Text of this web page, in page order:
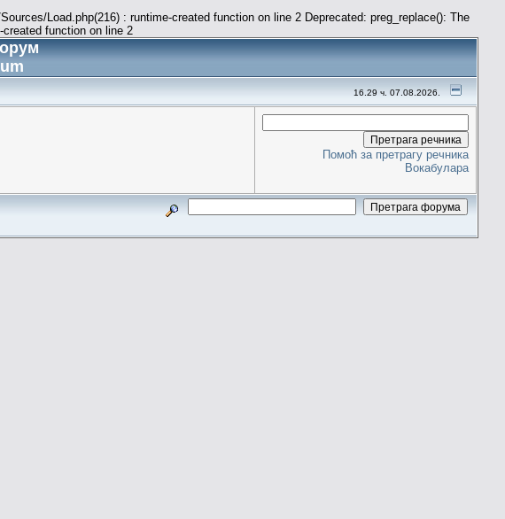
Load.php(216) : runtime-created function on line 2 Deprecated: preg_replace(): The
function on line 2
16.29 ч. 07.08.2026.
Помоћ за претрагу речника
Вокабулара